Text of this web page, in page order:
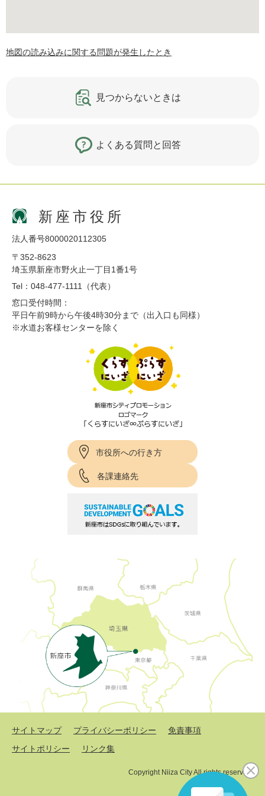
地図の読み込みに関する問題が発生したとき
見つからないときは
よくある質問と回答
新座市役所
法人番号8000020112305
〒352-8623
埼玉県新座市野火止一丁目1番1号
Tel：048-477-1111（代表）
窓口受付時間：
平日午前9時から午後4時30分まで（出入口も同様）
※水道お客様センターを除く
市役所への行き方
各課連絡先
サイトマップ プライバシーポリシー
免責事項
サイトポリシー
リンク集
Copyright Niiza City All rights reserved.